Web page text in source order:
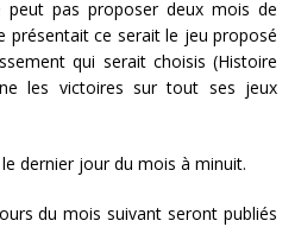
peut pas proposer deux mois de
présentait ce serait le jeu proposé
qui serait choisis (Histoire
les victoires sur tout ses jeux
dernier jour du mois à minuit.
du mois suivant seront publiés